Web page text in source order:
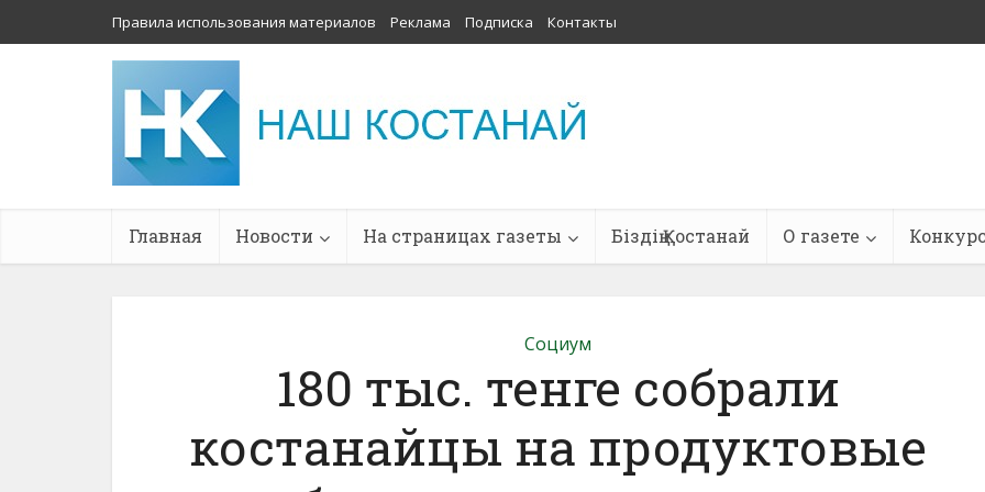
Правила использования материалов Реклама Подписка Контакты
Главная Новости На страницах газеты Біздің Қостанай О газете
Социум
180 тыс. тенге собрали
костанайцы на продуктовые